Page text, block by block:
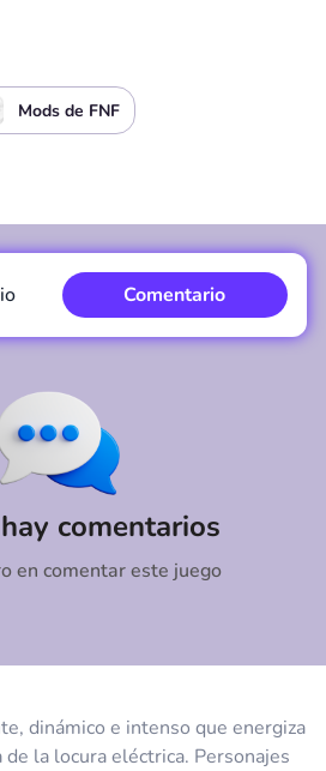
Mods de FNF
dinámico e intenso que energiza
la locura eléctrica. Personajes
comentarios
en comentar este juego
Comentario